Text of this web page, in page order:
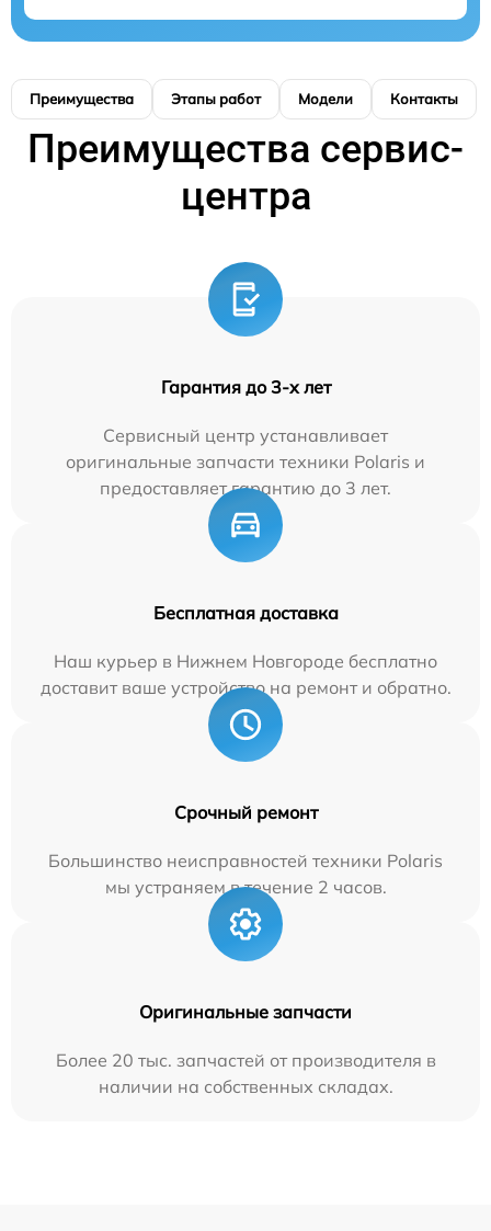
Преимущества Этапы работ Модели Контакты
Преимущества сервис-
центра
Гарантия до 3-х лет
Сервисный центр устанавливает
оригинальные запчасти техники Polaris и
предоставляет гарантию до 3 лет.
Бесплатная доставка
Наш курьер в Нижнем Новгороде бесплатно
доставит ваше устройство на ремонт и обратно.
Срочный ремонт
Большинство неисправностей техники Polaris
мы устраняем в течение 2 часов.
Оригинальные запчасти
Более 20 тыс. запчастей от производителя в
наличии на собственных складах.